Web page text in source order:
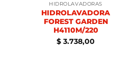
HIDROLAVADORAS
HIDROLAVADORA
FOREST GARDEN
H4110M/220
$ 3.738,00